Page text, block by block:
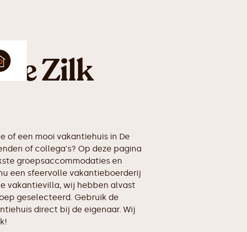
Zilk
of een mooi vakantiehuis in De
of collega's? Op deze pagina
groepsaccommodaties en
een sfeervolle vakantieboerderij
vakantievilla, wij hebben alvast
geselecteerd. Gebruik de
direct bij de eigenaar. Wij